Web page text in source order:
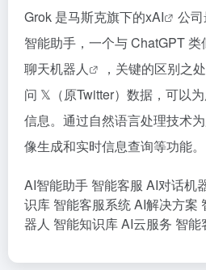
Grok 是马斯克旗下的xAI
公
智能助手，一个与 ChatGPT 类
聊天机器人
，关键的区别之
问 𝕏（原Twitter）数据，可以
信息。通过自然语言处理技术
像生成和实时信息查询等功能。
AI智能助手 智能客服 AI对话机
识库 智能客服系统AI解决方案
器人 智能知识库AI云服务 智能